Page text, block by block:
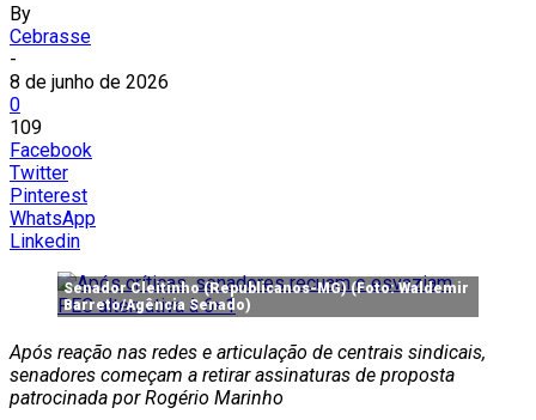
By
Cebrasse
-
8 de junho de 2026
0
109
Facebook
Twitter
Pinterest
WhatsApp
Linkedin
Senador Cleitinho (Republicanos-MG) (Foto: Waldemir
Barreto/Agência Senado)
Após reação nas redes e articulação de centrais sindicais,
senadores começam a retirar assinaturas de proposta
patrocinada por Rogério Marinho